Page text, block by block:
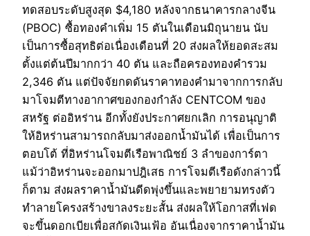
ทดสอบระดับสูงสุด $4,180 หลังจากธนาคารกลางจีน
(PBOC) ซื้อทองคำเพิ่ม 15 ตันในเดือนมิถุนายน นับ
เป็นการซื้อสุทธิต่อเนื่องเดือนที่ 20 ส่งผลให้ยอดสะสม
ตั้งแต่ต้นปีมากกว่า 40 ตัน และถือครองทองคำรวม
2,346 ตัน แต่ปัจจัยกดดันราคาทองคำมาจากการกลับ
มาโจมตีทางอากาศของกองกำลัง CENTCOM ของ
สหรัฐ ต่ออิหร่าน อีกทั้งยังประกาศยกเลิก การอนุญาติ
ให้อิหร่านสามารถกลับมาส่งออกน้ำมันได้ เพื่อเป็นการ
ตอบโต้ ที่อิหร่านโจมตีเรือพาณิชย์ 3 ลำของการ์ตา
แม้ว่าอิหร่านจะออกมาปฎิเสธ การโจมตีเรือดังกล่าวนี้
ก็ตาม ส่งผลราคาน้ำมันดีดพุ่งขึ้นและพยายามทรงตัว
ทำลายโครงสร้างขาลงระยะสั้น ส่งผลให้โอกาสที่เฟด
จะขึ้นดอกเบียเพื่อสกัดเงินเฟ้อ อันเนื่องจากราคาน้ำมัน